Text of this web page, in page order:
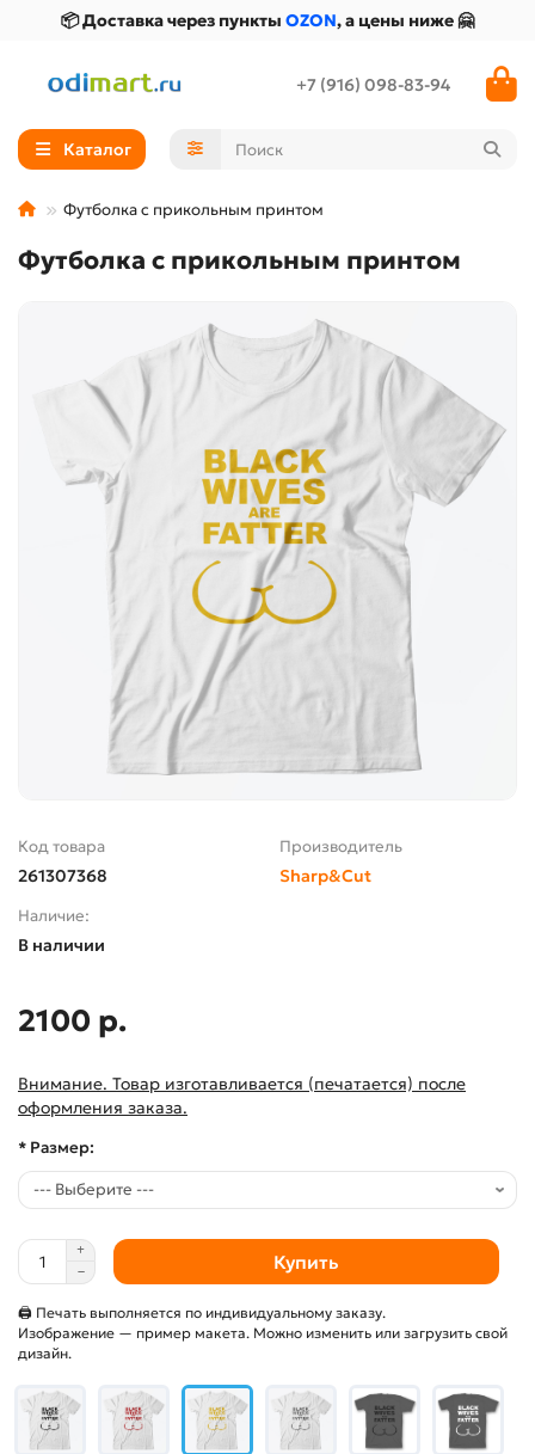
📦 Доставка через пункты OZON, а цены ниже 🤗
+7 (916) 098-83-94
Каталог
Футболка с прикольным принтом
Футболка с прикольным принтом
Код товара
261307368
Производитель
Sharp&Cut
Наличие:
В наличии
2100 р.
Внимание. Товар изготавливается (печатается) после
оформления заказа.
* Размер:
Купить
🖨 Печать выполняется по индивидуальному заказу.
Изображение — пример макета. Можно изменить или загрузить свой
дизайн.